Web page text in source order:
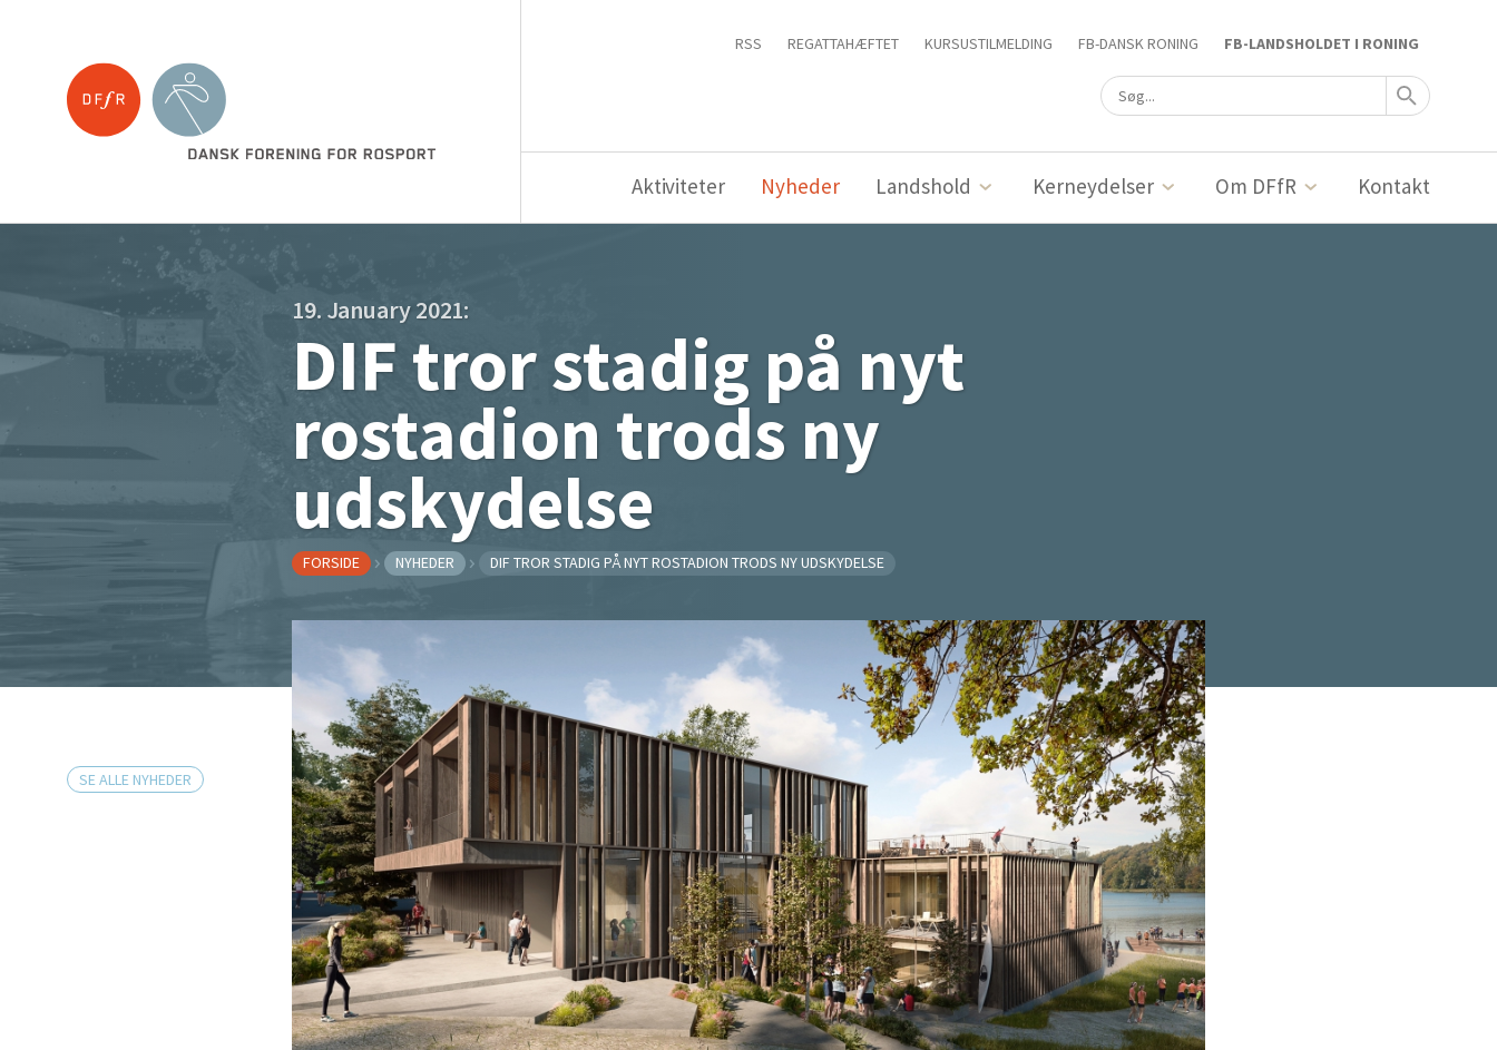
RSS REGATTAHÆFTET KURSUSTILMELDING FB-DANSK RONING FB-LANDSHOLDET I RONING
Aktiviteter Nyheder Landshold Kerneydelser Om DFfR Kontakt
19. January 2021:
DIF tror stadig på nyt
rostadion trods ny
udskydelse
FORSIDE NYHEDER DIF TROR STADIG PÅ NYT ROSTADION TRODS NY UDSKYDELSE
SE ALLE NYHEDER